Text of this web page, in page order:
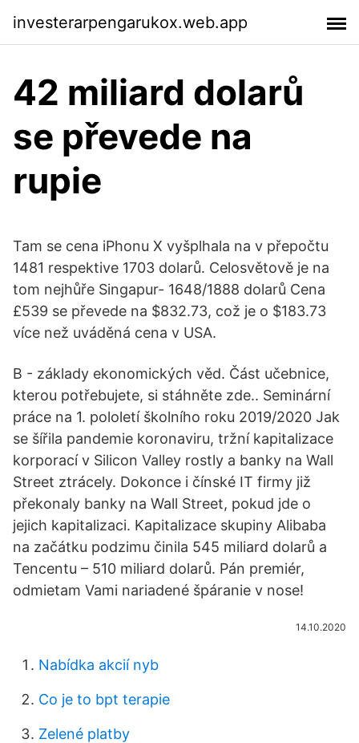
investerarpengarukox.web.app
42 miliard dolarů
se převede na
rupie
Tam se cena iPhonu X vyšplhala na v přepočtu
1481 respektive 1703 dolarů. Celosvětově je na
tom nejhůře Singapur- 1648/1888 dolarů Cena
£539 se převede na $832.73, což je o $183.73
více než uváděná cena v USA.
B - základy ekonomických věd. Část učebnice,
kterou potřebujete, si stáhněte zde.. Seminární
práce na 1. pololetí školního roku 2019/2020 Jak
se šířila pandemie koronaviru, tržní kapitalizace
korporací v Silicon Valley rostly a banky na Wall
Street ztrácely. Dokonce i čínské IT firmy již
překonaly banky na Wall Street, pokud jde o
jejich kapitalizaci. Kapitalizace skupiny Alibaba
na začátku podzimu činila 545 miliard dolarů a
Tencentu – 510 miliard dolarů. Pán premiér,
odmietam Vami nariadené špáranie v nose!
14.10.2020
Nabídka akcií nyb
Co je to bpt terapie
Zelené platby